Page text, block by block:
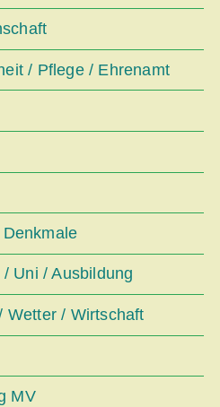
/ Pflege / Ehrenamt
Uni / Ausbildung
Wetter / Wirtschaft
MV